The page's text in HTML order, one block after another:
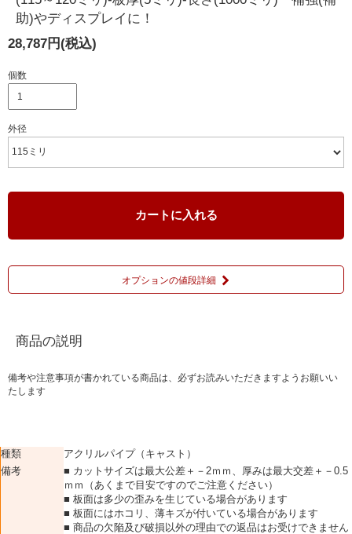
助)やディスプレイに！
28,787円(税込)
個数
外径
カートに入れる
オプションの値段詳細
商品の説明
備考や注意事項が書かれている商品は、必ずお読みいただきますようお願いい
たします
種類
アクリルパイプ（キャスト）
備考
■ カットサイズは最大公差＋－2ｍｍ、厚みは最大交差＋－0.5
ｍｍ（あくまで目安ですのでご注意ください）
■ 板面は多少の歪みを生じている場合があります
■ 板面にはホコリ、薄キズが付いている場合があります
■ 商品の欠陥及び破損以外の理由での返品はお受けできません